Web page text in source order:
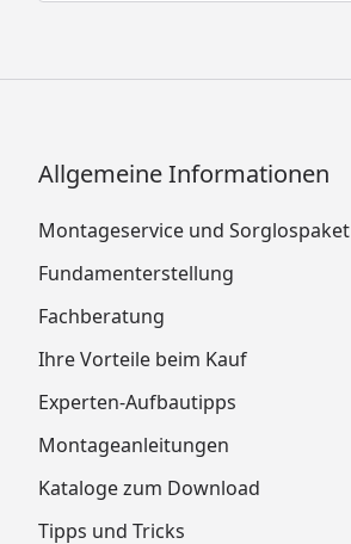
Allgemeine Informationen
Montageservice und Sorglospaket
Fundamenterstellung
Fachberatung
Ihre Vorteile beim Kauf
Experten-Aufbautipps
Montageanleitungen
Kataloge zum Download
Tipps und Tricks